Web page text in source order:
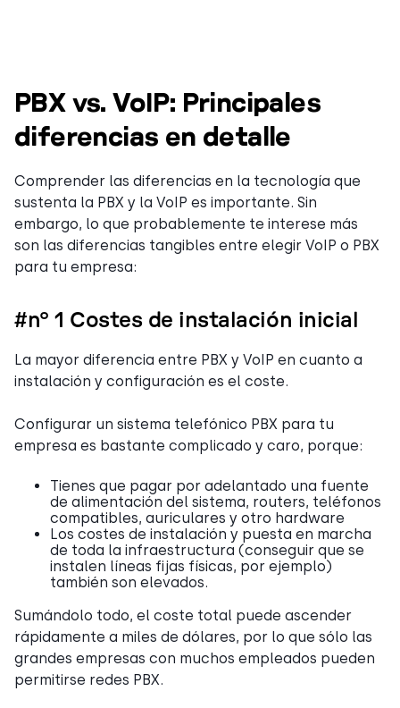
PBX vs. VoIP: Principales
diferencias en detalle
Comprender las diferencias en la tecnología que
sustenta la PBX y la VoIP es importante. Sin
embargo, lo que probablemente te interese más
son las diferencias tangibles entre elegir VoIP o PBX
para tu empresa:
#nº 1 Costes de instalación inicial
La mayor diferencia entre PBX y VoIP en cuanto a
instalación y configuración es el coste.
Configurar un sistema telefónico PBX para tu
empresa es bastante complicado y caro, porque:
Tienes que pagar por adelantado una fuente
de alimentación del sistema, routers, teléfonos
compatibles, auriculares y otro hardware
Los costes de instalación y puesta en marcha
de toda la infraestructura (conseguir que se
instalen líneas fijas físicas, por ejemplo)
también son elevados.
Sumándolo todo, el coste total puede ascender
rápidamente a miles de dólares, por lo que sólo las
grandes empresas con muchos empleados pueden
permitirse redes PBX.